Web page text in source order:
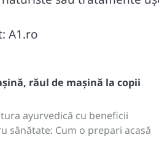
A1.ro
, răul de mașină la copii
ayurvedică cu beneficii
sănătate: Cum o prepari acasă